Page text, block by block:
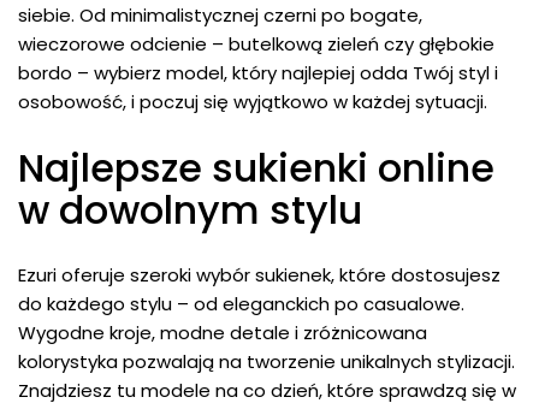
siebie. Od minimalistycznej czerni po bogate,
wieczorowe odcienie – butelkową zieleń czy głębokie
bordo – wybierz model, który najlepiej odda Twój styl i
osobowość, i poczuj się wyjątkowo w każdej sytuacji.
Najlepsze sukienki online
w dowolnym stylu
Ezuri oferuje szeroki wybór sukienek, które dostosujesz
do każdego stylu – od eleganckich po casualowe.
Wygodne kroje, modne detale i zróżnicowana
kolorystyka pozwalają na tworzenie unikalnych stylizacji.
Znajdziesz tu modele na co dzień, które sprawdzą się w